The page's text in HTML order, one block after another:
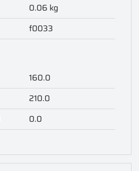
0.06 kg
f0033
160.0
210.0
0.0